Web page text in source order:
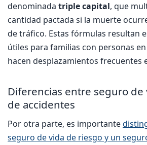
denominada triple capital, que
cantidad pactada si la muerte
de tráfico. Estas fórmulas resultan
útiles para familias con personas
hacen desplazamientos frecuentes
Diferencias entre seguro de
de accidentes
Por otra parte, es importante
seguro de vida de riesgo y un